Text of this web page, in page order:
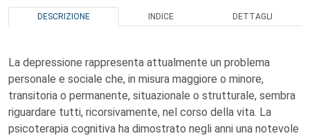
DESCRIZIONE INDICE DETTAGLI
La depressione rappresenta attualmente un problema
personale e sociale che, in misura maggiore o minore,
transitoria o permanente, situazionale o strutturale, sembra
riguardare tutti, ricorsivamente, nel corso della vita. La
psicoterapia cognitiva ha dimostrato negli anni una notevole